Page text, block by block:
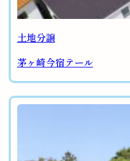
土地分譲
茅ヶ崎今宿テール